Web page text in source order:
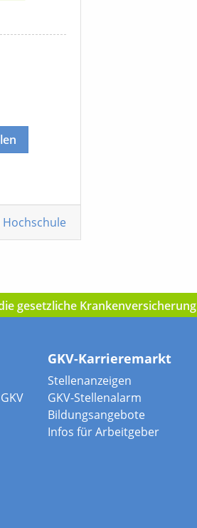
Hochschule
gesetzliche Krankenversicherung
GKV-Karrieremarkt
Stellenanzeigen
GKV-Stellenalarm
Bildungsangebote
Infos für Arbeitgeber